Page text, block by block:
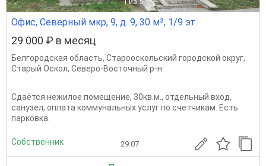
Офис, Северный мкр, 9, д. 9, 30 м², 1/9 эт.
29 000 ₽ в месяц
Белгородская область, Старооскольский городской округ,
Старый Оскол, Северо-Восточный р-н
Сдаётся нежилое помещение, 30кв.м., отдельный вход,
санузел, оплата коммунальных услуг по счетчикам. Есть
парковка.
Собственник 29.07